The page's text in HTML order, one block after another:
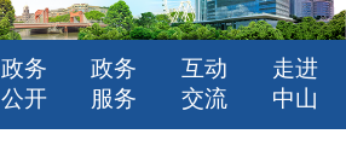
政务
公开
政务
服务
互动
交流
走进
中山